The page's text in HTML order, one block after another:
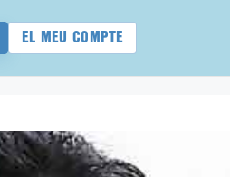
EL MEU COMPTE